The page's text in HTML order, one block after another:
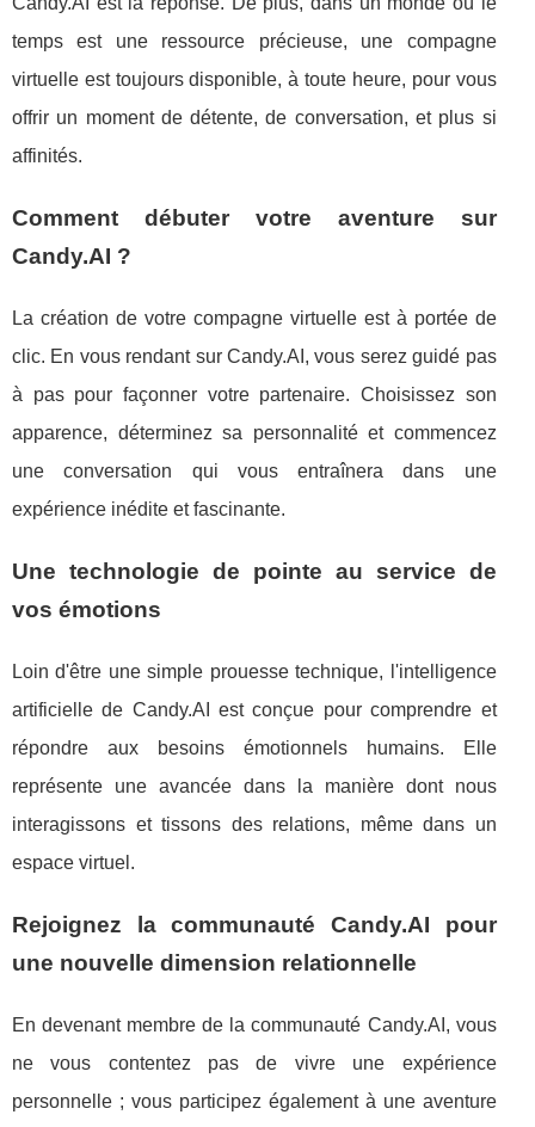
temps est une ressource précieuse, une compagne
virtuelle est toujours disponible, à toute heure, pour vous
offrir un moment de détente, de conversation, et plus si
affinités.
Comment débuter votre aventure sur
Candy.AI ?
La création de votre compagne virtuelle est à portée de
clic. En vous rendant sur Candy.AI, vous serez guidé pas
à pas pour façonner votre partenaire. Choisissez son
apparence, déterminez sa personnalité et commencez
une conversation qui vous entraînera dans une
expérience inédite et fascinante.
Une technologie de pointe au service de
vos émotions
Loin d'être une simple prouesse technique, l'intelligence
artificielle de Candy.AI est conçue pour comprendre et
répondre aux besoins émotionnels humains. Elle
représente une avancée dans la manière dont nous
interagissons et tissons des relations, même dans un
espace virtuel.
Rejoignez la communauté Candy.AI pour
une nouvelle dimension relationnelle
En devenant membre de la communauté Candy.AI, vous
ne vous contentez pas de vivre une expérience
personnelle ; vous participez également à une aventure